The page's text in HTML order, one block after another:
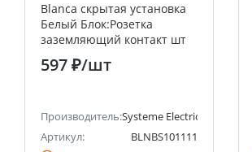
Schneider Electric)
Blanca скрытая установка
Белый Блок:Розетка
заземляющий контакт шт
16А+выкл 1кл.с
подсветкой+выкл 1кл.
597 ₽/шт
Производитель:Systeme Electric (ранее
Артикул:
BLNBS101111